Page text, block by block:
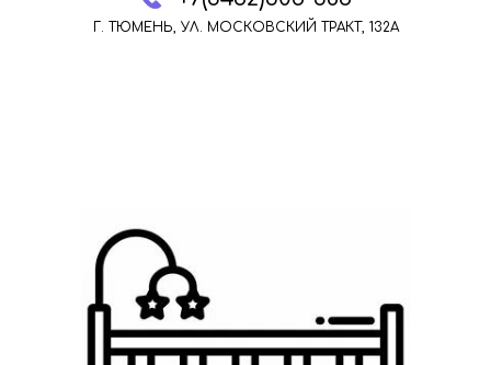
Г. ТЮМЕНЬ, УЛ. МОСКОВСКИЙ ТРАКТ, 132А